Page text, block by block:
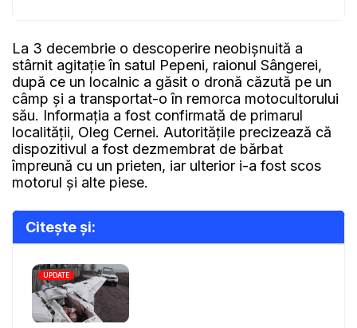
La 3 decembrie o descoperire neobișnuită a
stârnit agitație în satul Pepeni, raionul Sângerei,
după ce un localnic a găsit o dronă căzută pe un
câmp și a transportat-o în remorca motocultorului
său. Informația a fost confirmată de primarul
localității, Oleg Cernei. Autoritățile precizează că
dispozitivul a fost dezmembrat de bărbat
împreună cu un prieten, iar ulterior i-a fost scos
motorul și alte piese.
Citește și:
UPDATE